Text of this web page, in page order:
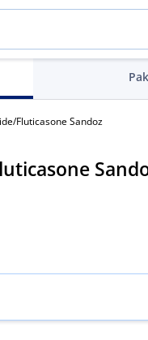
​Fluticasone Sandoz